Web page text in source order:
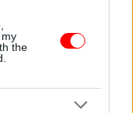
the
1
ο αριθμός των
ακόμη χαμηλά,
για έγκαιρο